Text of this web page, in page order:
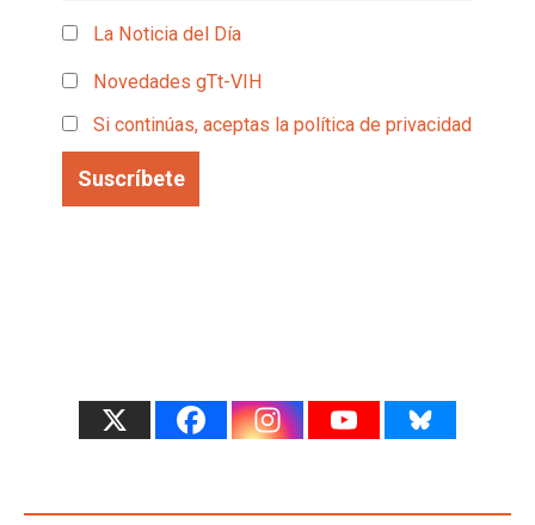
La Noticia del Día
Novedades gTt-VIH
Si continúas, aceptas la política de privacidad